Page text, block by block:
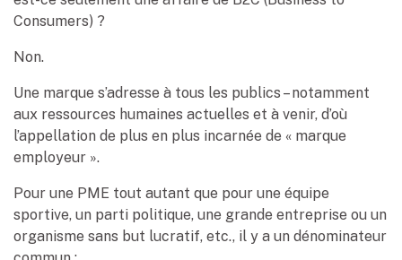
Consumers) ?
Non.
Une marque s’adresse à tous les publics – notamment
aux ressources humaines actuelles et à venir, d’où
l’appellation de plus en plus incarnée de « marque
employeur ».
Pour une PME tout autant que pour une équipe
sportive, un parti politique, une grande entreprise ou un
organisme sans but lucratif, etc., il y a un dénominateur